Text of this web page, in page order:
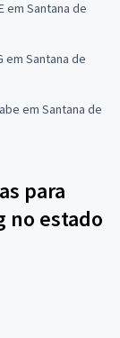
em Santana de
em Santana de
em Santana de
para
no estado